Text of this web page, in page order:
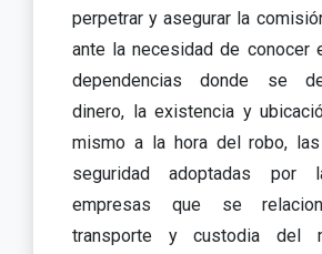
perpetrar y asegurar la
ante la necesidad de conocer
dependencias donde se
dinero, la existencia y
mismo a la hora del robo,
seguridad adoptadas por
empresas que se
transporte y custodia del